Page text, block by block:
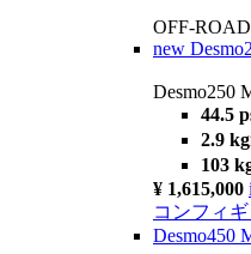
OFF-ROAD
new
Desmo250
44.5
2.9
103
¥ 1,615,000 i
コンフィ
Desmo450